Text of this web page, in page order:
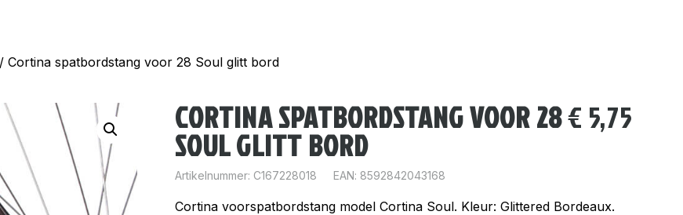
/ Cortina spatbordstang voor 28 Soul glitt bord
CORTINA SPATBORDSTANG VOOR 28
SOUL GLITT BORD
€ 5,75
Artikelnummer: C167228018 EAN: 8592842043168
Cortina voorspatbordstang model Cortina Soul. Kleur: Glittered Bordeaux.